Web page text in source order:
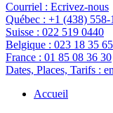
Courriel : Ecrivez-nous
Québec : +1 (438) 558-
Suisse : 022 519 0440
Belgique : 023 18 35 65
France : 01 85 08 36 30
Dates, Places, Tarifs :
Accueil